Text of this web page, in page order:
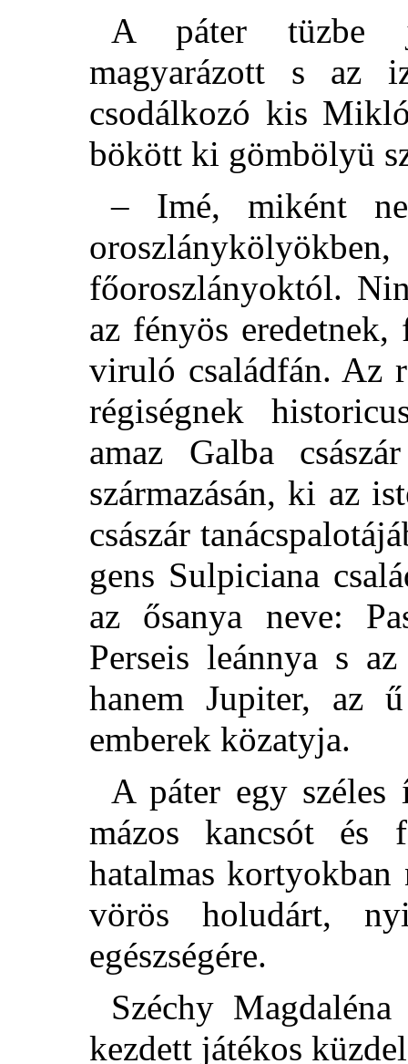
A páter tüzbe
magyarázott s az
csodálkozó kis
bökött ki gömbölyü
– Imé, miként
főoroszlányoktól.
az fényös
viruló családfán. Az
régiségnek
amaz Galba
származásán, ki az
császár
gens Sulpiciana
az ősanya neve:
Perseis leánnya s
hanem Jupiter, az
emberek közatyja.
A páter egy széles
mázos kancsót és
hatalmas
vörös holudárt,
egészségére.
Széchy
kezdett játékos